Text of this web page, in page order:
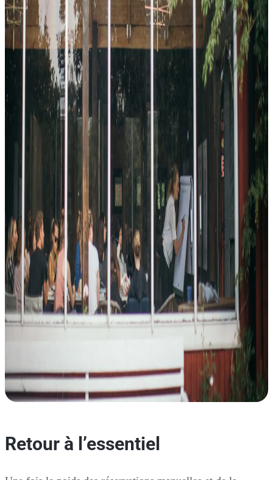
Retour à l’essentiel